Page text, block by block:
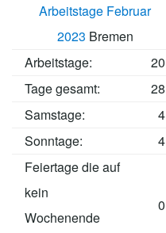
Arbeitstage Februar
2023 Bremen
Arbeitstage:
20
Tage gesamt:
28
Samstage:
4
Sonntage:
4
Feiertage die auf
kein
Wochenende
0